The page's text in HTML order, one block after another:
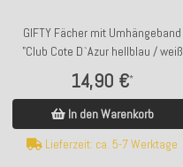
GIFTY Fächer mit Umhängeband
"Club Cote D`Azur hellblau / weiß
14,90 €*
In den Warenkorb
Lieferzeit: ca. 5-7 Werktage